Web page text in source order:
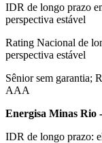
IDR de longo prazo
perspectiva estável
Rating Nacional de
perspectiva estável
Sênior sem garantia;
AAA
Energisa Minas Rio
IDR de longo prazo: